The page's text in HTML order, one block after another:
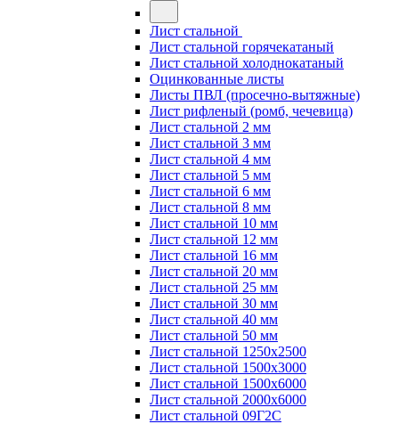
Лист стальной
Лист стальной горячекатаный
Лист стальной холоднокатаный
Оцинкованные листы
Листы ПВЛ (просечно-вытяжные)
Лист рифленый (ромб, чечевица)
Лист стальной 2 мм
Лист стальной 3 мм
Лист стальной 4 мм
Лист стальной 5 мм
Лист стальной 6 мм
Лист стальной 8 мм
Лист стальной 10 мм
Лист стальной 12 мм
Лист стальной 16 мм
Лист стальной 20 мм
Лист стальной 25 мм
Лист стальной 30 мм
Лист стальной 40 мм
Лист стальной 50 мм
Лист стальной 1250х2500
Лист стальной 1500х3000
Лист стальной 1500х6000
Лист стальной 2000х6000
Лист стальной 09Г2С